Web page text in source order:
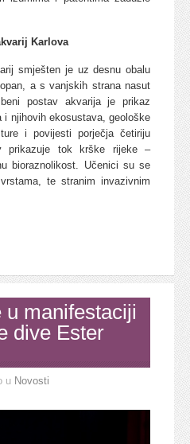
Karlova
smješten je uz desnu obalu
a s vanjskih strana nasut
postav akvarija je prikaz
i njihovih ekosustava, geološke
i povijesti porječja četiriju
prikazuje tok krške rijeke –
bioraznolikost. Učenici su se
te stranim invazivnim
u manifestaciji
dive Ester
u Novosti